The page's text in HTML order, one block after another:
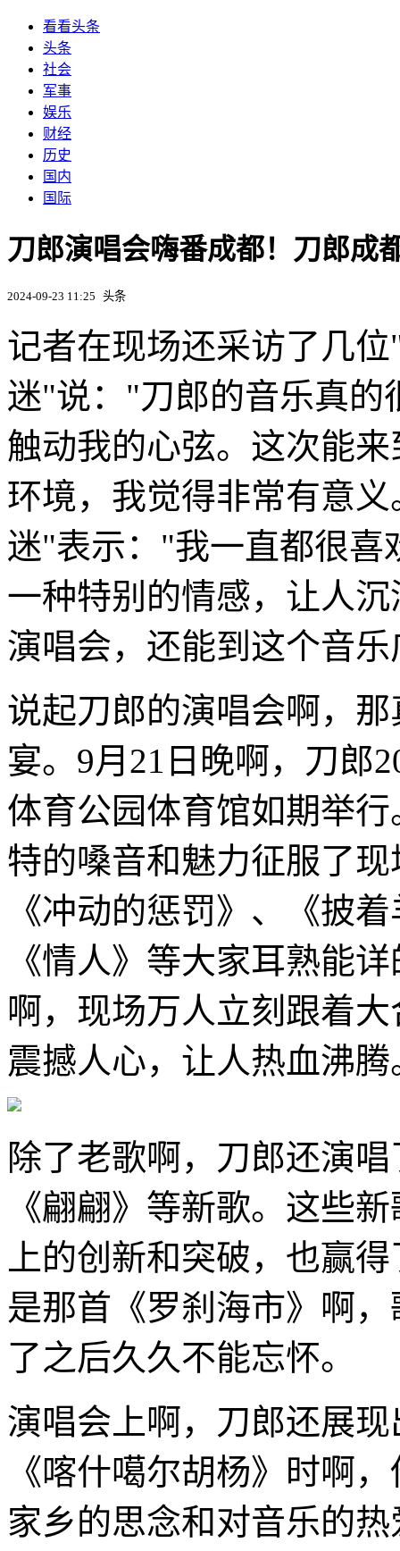
看看头条
头条
社会
军事
娱乐
财经
历史
国内
国际
刀郎演唱会嗨番成都！刀郎成
2024-09-23 11:25 头条
记者在现场还采访了几
迷"说："刀郎的音乐真的
触动我的心弦。这次能
环境，我觉得非常有意
迷"表示："我一直都很喜
一种特别的情感，让人
演唱会，还能到这个音
说起刀郎的演唱会啊，
宴。9月21日晚啊，刀郎
体育公园体育馆如期举
特的嗓音和魅力征服了
《冲动的惩罚》、《披
《情人》等大家耳熟能
啊，现场万人立刻跟着
震撼人心，让人热血沸腾
除了老歌啊，刀郎还演
《翩翩》等新歌。这些
上的创新和突破，也赢
是那首《罗刹海市》啊
了之后久久不能忘怀。
演唱会上啊，刀郎还展
《喀什噶尔胡杨》时啊
家乡的思念和对音乐的